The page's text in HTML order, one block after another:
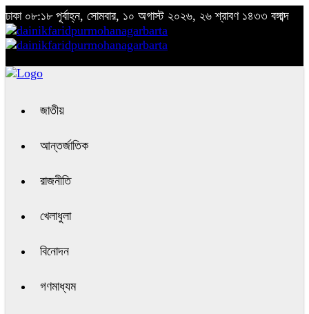
ঢাকা ০৮:১৮ পূর্বাহ্ন, সোমবার, ১০ অগাস্ট ২০২৬, ২৬ শ্রাবণ ১৪৩৩ বঙ্গাব্দ
জাতীয়
আন্তর্জাতিক
রাজনীতি
খেলাধুলা
বিনোদন
গণমাধ্যম